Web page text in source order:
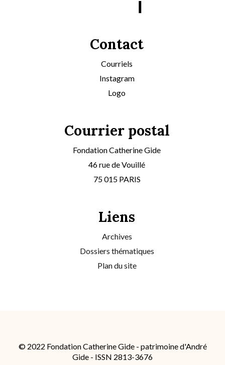
Contact
Courriels
Instagram
Logo
Courrier postal
Fondation Catherine Gide
46 rue de Vouillé
75 015 PARIS
Liens
Archives
Dossiers thématiques
Plan du site
© 2022 Fondation Catherine Gide - patrimoine d'André
Gide - ISSN 2813-3676